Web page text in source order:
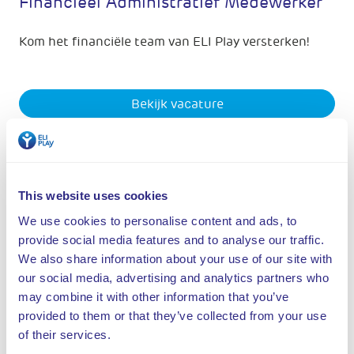
This website uses cookies
We use cookies to personalise content and ads, to
provide social media features and to analyse our traffic.
We also share information about your use of our site with
our social media, advertising and analytics partners who
may combine it with other information that you’ve
provided to them or that they’ve collected from your use
of their services.
Kom het financiële team van ELI Play versterken!
Bekijk vacature
Logistiek Coördinator
Coördineer onze logistiek en maak wereldwijd
speelplezier mogelijk.